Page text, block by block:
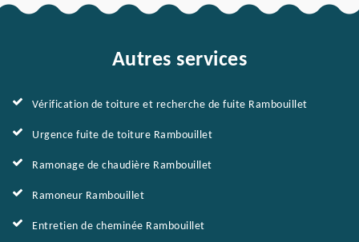
Autres services
Vérification de toiture et recherche de fuite Rambouillet
Urgence fuite de toiture Rambouillet
Ramonage de chaudière Rambouillet
Ramoneur Rambouillet
Entretien de cheminée Rambouillet